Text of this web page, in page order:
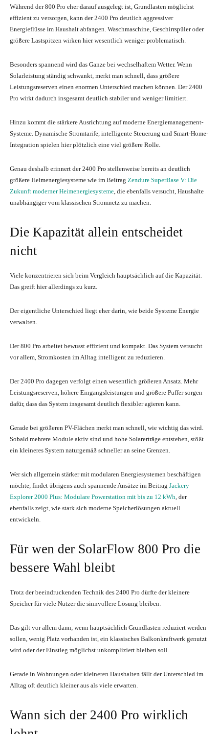
Während der 800 Pro eher darauf ausgelegt ist, Grundlasten möglichst
effizient zu versorgen, kann der 2400 Pro deutlich aggressiver
Energieflüsse im Haushalt abfangen. Waschmaschine, Geschirrspüler oder
größere Lastspitzen wirken hier wesentlich weniger problematisch.
Besonders spannend wird das Ganze bei wechselhaftem Wetter. Wenn
Solarleistung ständig schwankt, merkt man schnell, dass größere
Leistungsreserven einen enormen Unterschied machen können. Der 2400
Pro wirkt dadurch insgesamt deutlich stabiler und weniger limitiert.
Hinzu kommt die stärkere Ausrichtung auf moderne Energiemanagement-
Systeme. Dynamische Stromtarife, intelligente Steuerung und Smart-Home-
Integration spielen hier plötzlich eine viel größere Rolle.
Genau deshalb erinnert der 2400 Pro stellenweise bereits an deutlich
größere Heimenergiesysteme wie im Beitrag Zendure SuperBase V: Die
Zukunft moderner Heimenergiesysteme , die ebenfalls versucht, Haushalte
unabhängiger vom klassischen Stromnetz zu machen.
Die Kapazität allein entscheidet
nicht
Viele konzentrieren sich beim Vergleich hauptsächlich auf die Kapazität.
Das greift hier allerdings zu kurz.
Der eigentliche Unterschied liegt eher darin, wie beide Systeme Energie
verwalten.
Der 800 Pro arbeitet bewusst effizient und kompakt. Das System versucht
vor allem, Stromkosten im Alltag intelligent zu reduzieren.
Der 2400 Pro dagegen verfolgt einen wesentlich größeren Ansatz. Mehr
Leistungsreserven, höhere Eingangsleistungen und größere Puffer sorgen
dafür, dass das System insgesamt deutlich flexibler agieren kann.
Gerade bei größeren PV-Flächen merkt man schnell, wie wichtig das wird.
Sobald mehrere Module aktiv sind und hohe Solarerträge entstehen, stößt
ein kleineres System naturgemäß schneller an seine Grenzen.
Wer sich allgemein stärker mit modularen Energiesystemen beschäftigen
möchte, findet übrigens auch spannende Ansätze im Beitrag Jackery
Explorer 2000 Plus: Modulare Powerstation mit bis zu 12 kWh , der
ebenfalls zeigt, wie stark sich moderne Speicherlösungen aktuell
entwickeln.
Für wen der SolarFlow 800 Pro die
bessere Wahl bleibt
Trotz der beeindruckenden Technik des 2400 Pro dürfte der kleinere
Speicher für viele Nutzer die sinnvollere Lösung bleiben.
Das gilt vor allem dann, wenn hauptsächlich Grundlasten reduziert werden
sollen, wenig Platz vorhanden ist, ein klassisches Balkonkraftwerk genutzt
wird oder der Einstieg möglichst unkompliziert bleiben soll.
Gerade in Wohnungen oder kleineren Haushalten fällt der Unterschied im
Alltag oft deutlich kleiner aus als viele erwarten.
Wann sich der 2400 Pro wirklich